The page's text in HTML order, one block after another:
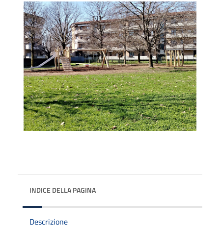
INDICE DELLA PAGINA
Descrizione